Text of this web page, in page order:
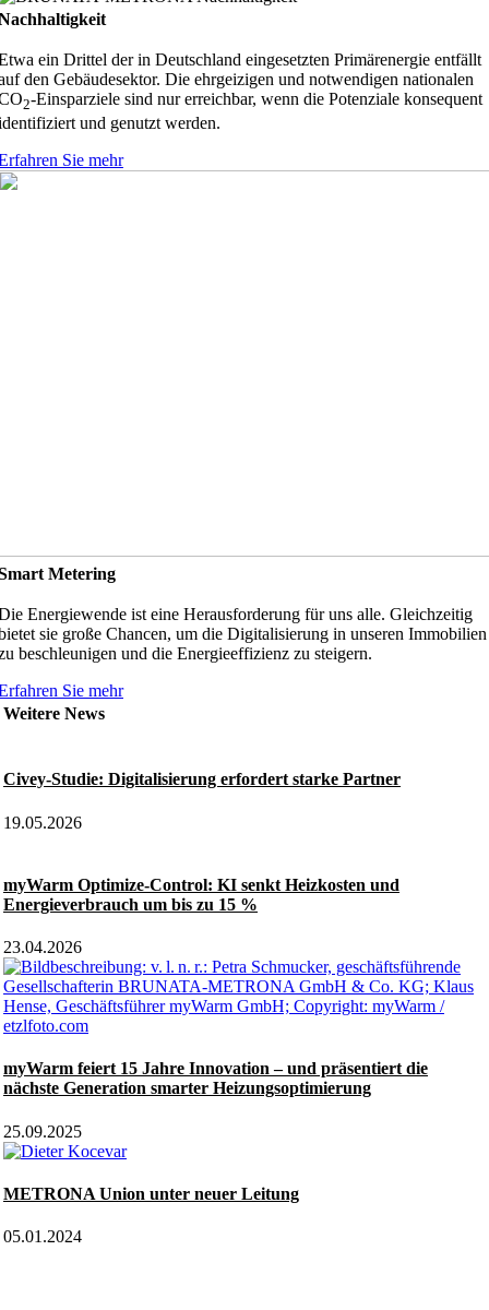
ein Drittel der in Deutschland eingesetzten Primärenergie entfällt
den Gebäudesektor. Die ehrgeizigen und notwendigen nationalen
2-Einsparziele sind nur erreichbar, wenn die Potenziale konsequent
und genutzt werden.
Sie mehr
Metering
Energiewende ist eine Herausforderung für uns alle. Gleichzeitig
sie große Chancen, um die Digitalisierung in unseren Immobilien
beschleunigen und die Energieeffizienz zu steigern.
Sie mehr
Weitere News
Civey-Studie: Digitalisierung erfordert starke Partner
19.05.2026
myWarm Optimize-Control: KI senkt Heizkosten und
Energieverbrauch um bis zu 15 %
23.04.2026
myWarm feiert 15 Jahre Innovation – und präsentiert die
nächste Generation smarter Heizungsoptimierung
25.09.2025
METRONA Union unter neuer Leitung
05.01.2024